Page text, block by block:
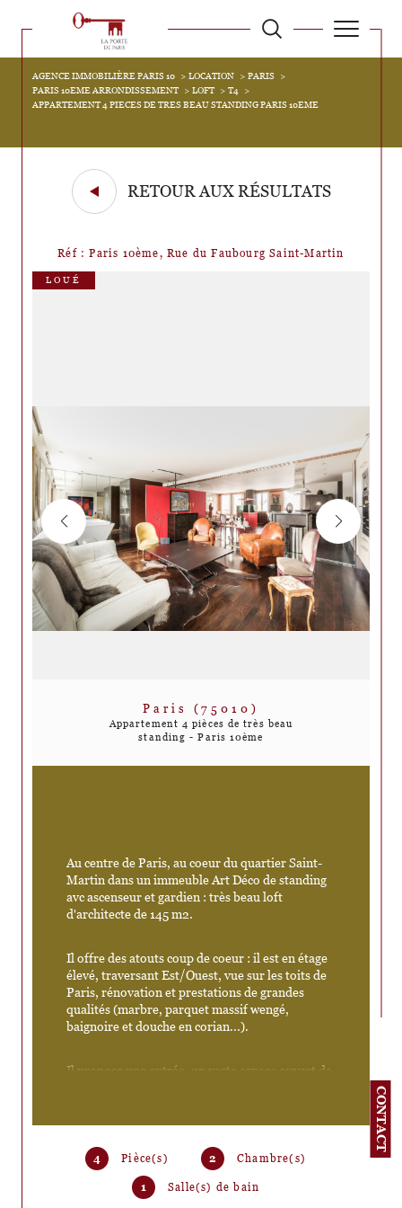
CONTACT
AGENCE IMMOBILIÈRE PARIS 10 LOCATION
PARIS
PARIS 10EME ARRONDISSEMENT
LOFT
T4
APPARTEMENT 4 PIECES DE TRES BEAU STANDING PARIS 10EME
RETOUR AUX RÉSULTATS
Réf : Paris 10ème, Rue du Faubourg Saint-Martin
LOUÉ
Paris (75010)
Appartement 4 pièces de très beau
standing - Paris 10ème
4 Pièce(s) 2 Chambre(s)
1 Salle(s) de bain
Au centre de Paris, au coeur du quartier Saint-
Martin dans un immeuble Art Déco de standing
avc ascenseur et gardien : très beau loft
d'architecte de 145 m2.
Il offre des atouts coup de coeur : il est en étage
élevé, traversant Est/Ouest, vue sur les toits de
Paris, rénovation et prestations de grandes
qualités (marbre, parquet massif wengé,
baignoire et douche en corian...).
Il propose une entrée, un vaste espace ouvert de
chambre principale avec douche, bain, dressing
chambre possède des cloisons amovibles qui
permettent de l'isoler intégralement de la
grande pièce de vie. Il propose également une